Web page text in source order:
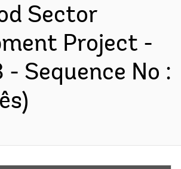
Sector
Project -
- Sequence No :